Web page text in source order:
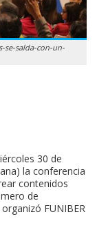
se-salda-con-un-
30 de
la conferencia
contenidos
de
FUNIBER